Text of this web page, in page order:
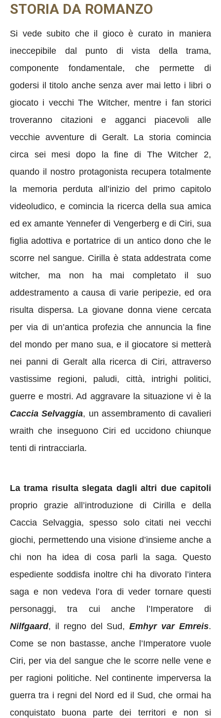
STORIA DA ROMANZO
Si vede subito che il gioco è curato in maniera
ineccepibile dal punto di vista della trama,
componente fondamentale, che permette di
godersi il titolo anche senza aver mai letto i libri o
giocato i vecchi The Witcher, mentre i fan storici
troveranno citazioni e agganci piacevoli alle
vecchie avventure di Geralt. La storia comincia
circa sei mesi dopo la fine di The Witcher 2,
quando il nostro protagonista recupera totalmente
la memoria perduta all’inizio del primo capitolo
videoludico, e comincia la ricerca della sua amica
ed ex amante Yennefer di Vengerberg e di Ciri, sua
figlia adottiva e portatrice di un antico dono che le
scorre nel sangue. Cirilla è stata addestrata come
witcher, ma non ha mai completato il suo
addestramento a causa di varie peripezie, ed ora
risulta dispersa. La giovane donna viene cercata
per via di un’antica profezia che annuncia la fine
del mondo per mano sua, e il giocatore si metterà
nei panni di Geralt alla ricerca di Ciri, attraverso
vastissime regioni, paludi, città, intrighi politici,
guerre e mostri. Ad aggravare la situazione vi è la
Caccia Selvaggia, un assembramento di cavalieri
wraith che inseguono Ciri ed uccidono chiunque
tenti di rintracciarla.
La trama risulta slegata dagli altri due capitoli
proprio grazie all’introduzione di Cirilla e della
Caccia Selvaggia, spesso solo citati nei vecchi
giochi, permettendo una visione d’insieme anche a
chi non ha idea di cosa parli la saga. Questo
espediente soddisfa inoltre chi ha divorato l’intera
saga e non vedeva l’ora di veder tornare questi
personaggi, tra cui anche l’Imperatore di
Nilfgaard, il regno del Sud,Emhyr var Emreis.
Come se non bastasse, anche l’Imperatore vuole
Ciri, per via del sangue che le scorre nelle vene e
per ragioni politiche. Nel continente imperversa la
guerra tra i regni del Nord ed il Sud, che ormai ha
conquistato buona parte dei territori e non si